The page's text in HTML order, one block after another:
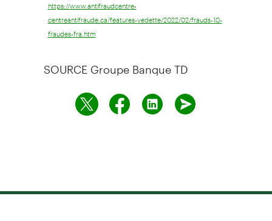
https://www.antifraudcentre-
centreantifraude.ca/features-vedette/2022/02/frauds-10-
fraudes-fra.htm
SOURCE Groupe Banque TD